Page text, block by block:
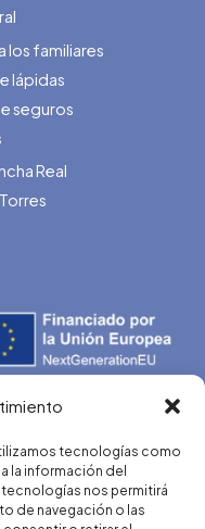
tecnologías como
la información del
nos permitirá
de navegación o las
los familiares
lápidas
seguros
Real
por los Fondos Next
de Recuperación y